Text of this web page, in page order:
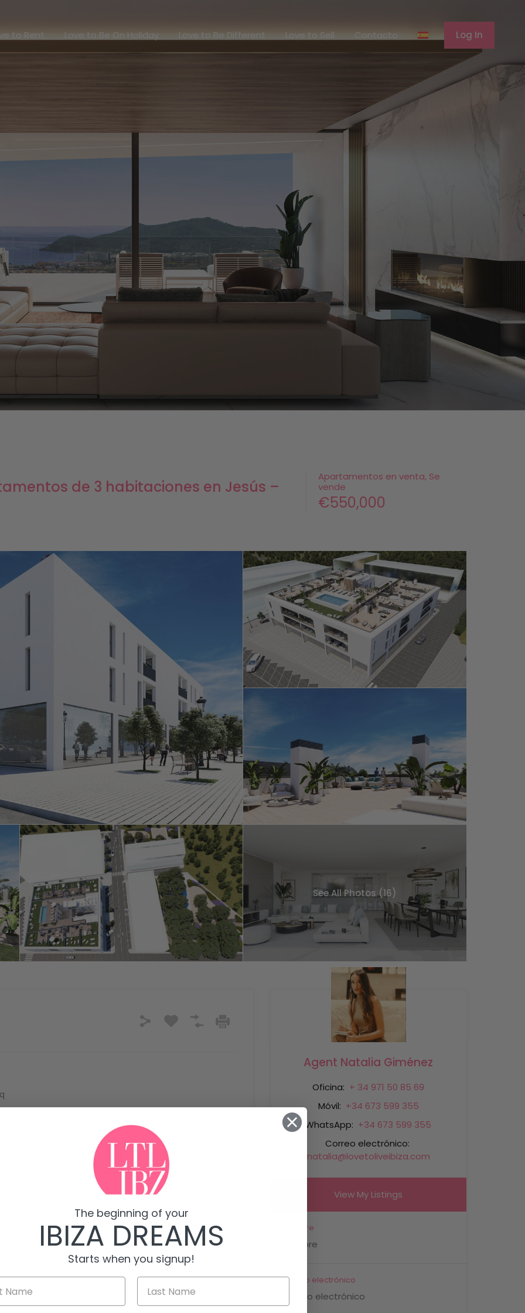
Log In
to Rent
Love to Be On Holiday Love to Be Different Love to Sell Contacto Log In
de 3 habitaciones en Jesús –
Apartamentos en venta, Se
vende
€550,000
See All Photos (16)
de 1, 2 y 3 habitaciones situado en Jesús (Ibiza),
la actualidad, es un proyecto para todos.
ubicación simplemente perfecta, a 2 minutos del
y con terrazas exteriores para disfrutar de las
Agent Natalia Giménez
Oficina: + 34 971 50 85 69
Móvil: +34 673 599 355
WhatsApp: +34 673 599 355
Correo electrónico:
natalia@lovetoliveibiza.com
View My Listings
Nombre
Correo electrónico
The beginning of your
IBIZA DREAMS
Starts when you signup!